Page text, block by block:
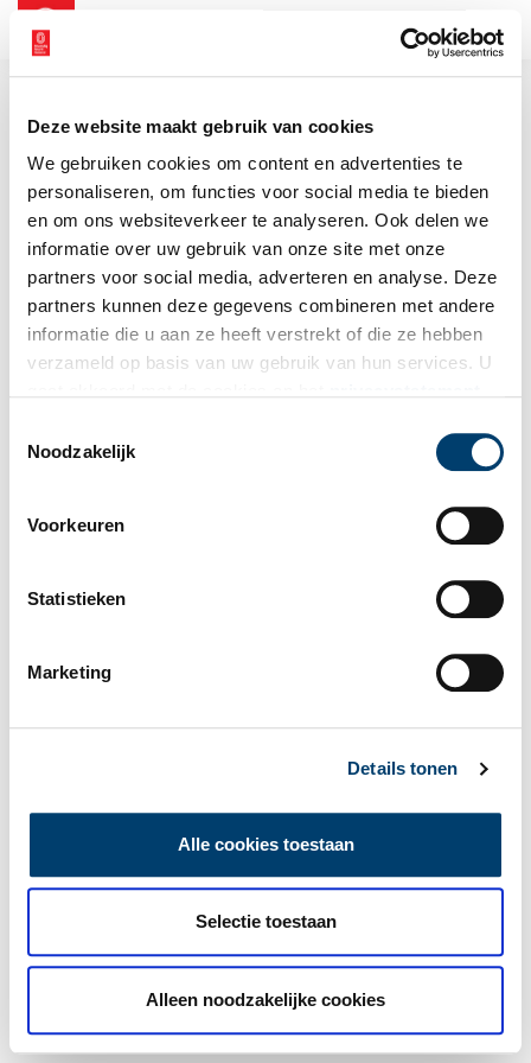
Deze website maakt gebruik van cookies
We gebruiken cookies om content en advertenties te
personaliseren, om functies voor social media te bieden
en om ons websiteverkeer te analyseren. Ook delen we
informatie over uw gebruik van onze site met onze
partners voor social media, adverteren en analyse. Deze
partners kunnen deze gegevens combineren met andere
informatie die u aan ze heeft verstrekt of die ze hebben
verzameld op basis van uw gebruik van hun services. U
Noodzakelijk
Voorkeuren
Statistieken
Marketing
Details tonen
Alle cookies toestaan
Selectie toestaan
Alleen noodzakelijke cookies